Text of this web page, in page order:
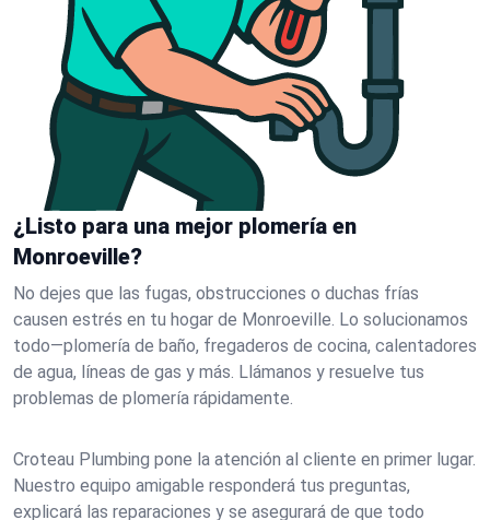
¿Listo para una mejor plomería en
Monroeville?
No dejes que las fugas, obstrucciones o duchas frías
causen estrés en tu hogar de Monroeville. Lo solucionamos
todo—plomería de baño, fregaderos de cocina, calentadores
de agua, líneas de gas y más. Llámanos y resuelve tus
problemas de plomería rápidamente.
Croteau Plumbing pone la atención al cliente en primer lugar.
Nuestro equipo amigable responderá tus preguntas,
explicará las reparaciones y se asegurará de que todo